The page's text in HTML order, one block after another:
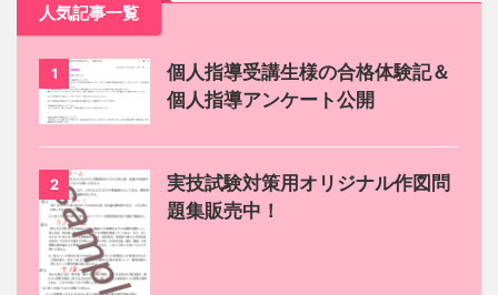
人気記事一覧
1
個人指導受講生様の合格体験記＆
個人指導アンケート公開
2
実技試験対策用オリジナル作図問
題集販売中！